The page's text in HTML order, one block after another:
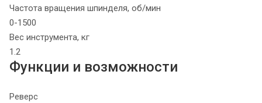
Частота вращения шпинделя, об/мин
0-1500
Вес инструмента, кг
1.2
Функции и возможности
Реверс